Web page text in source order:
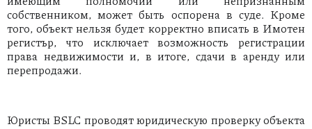
собственником, может быть оспорена в суде. Кроме
того, объект нельзя будет корректно вписать в Имотен
регистър, что исключает возможность регистрации
права недвижимости и, в итоге, сдачи в аренду или
перепродажи.
Юристы BSLC проводят юридическую проверку объекта